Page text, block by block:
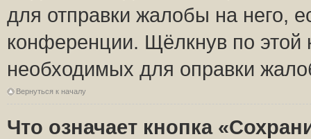
для отправки жалобы на него,
конференции. Щёлкнув по этой
необходимых для оправки
Вернуться к началу
Что означает кнопка